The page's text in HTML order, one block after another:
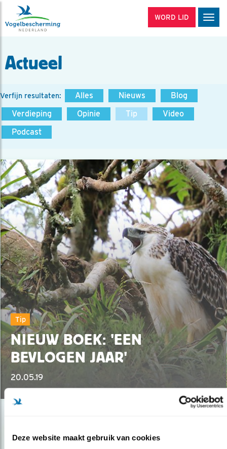
Deze website maakt gebruik van cookies
WORD LID
Actueel
Verfijn resultaten: Alles Nieuws
Blog
Verdieping
Opinie Tip
Video
Podcast
Tip
NIEUW BOEK: 'EEN
BEVLOGEN JAAR'
20.05.19